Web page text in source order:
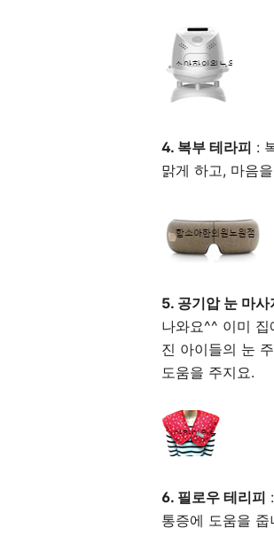
4. 복부 테라피 :
맑게 하고, 마음
5. 공기압 눈 마사
나와요^^ 이미
진 아이들의 눈
도움을 주지요.
6. 필로우 테리피
통증에 도움을 줍